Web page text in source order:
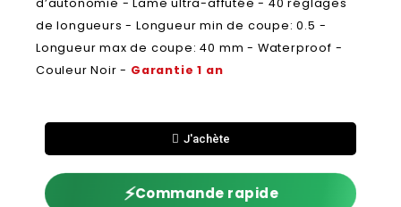
de longueurs - Longueur min de coupe: 0.5 -
Longueur max de coupe: 40 mm - Waterproof -
Couleur Noir - Garantie 1 an
J'achète
⚡Commande rapide